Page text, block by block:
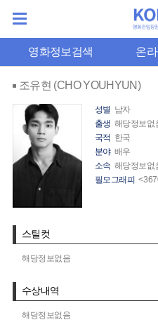
영화정보검색 온
조유현 (CHO YOUHYUN)
성별 남자
출생 해당정보없
국적 한국
분야 배우
소속 해당정보없
필모그래피
스틸컷
해당정보없음
수상내역
해당정보없음